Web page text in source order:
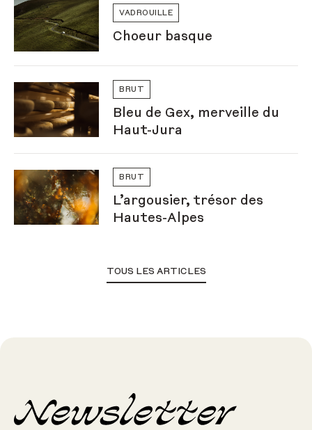
VADROUILLE
Choeur basque
BRUT
Bleu de Gex, merveille du
Haut-Jura
BRUT
L’argousier, trésor des
Hautes-Alpes
TOUS LES ARTICLES
Newsletter